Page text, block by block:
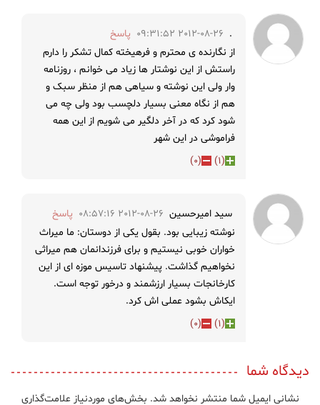
.
2012-08-26 09:31:52
پاسخ
از نگارنده ی محترم و فرهیخته کمال تشکر را دارم
راستش از این نوشتار ها زیاد می خوانم ، روزنامه
وار ولی این نوشته و سیاهی هم از منظر سبک و
هم از نگاه معنی بسیار دلچسب بود ولی چه می
شود کرد که در آخر دلگیر می شویم از این همه
فراموشی در این شهر
(
1
)
(
0
)
سید امیرحسین 2012-08-26 08:57:16
پاسخ
نوشته زیبایی بود. بقول یکی از دوستان: ما میراث
خواران خوبی نیستیم و برای فرزندانمان هم میراثی
نخواهیم گذاشت. پیشنهاد تاسیس موزه ای از این
کارخانجات بسیار ارزشمند و درخور توجه است.
ایکاش بشود عملی اش کرد.
(
1
)
(
0
)
دیدگاه شما
نشانی ایمیل شما منتشر نخواهد شد. بخش‌های موردنیاز علامت‌گذاری